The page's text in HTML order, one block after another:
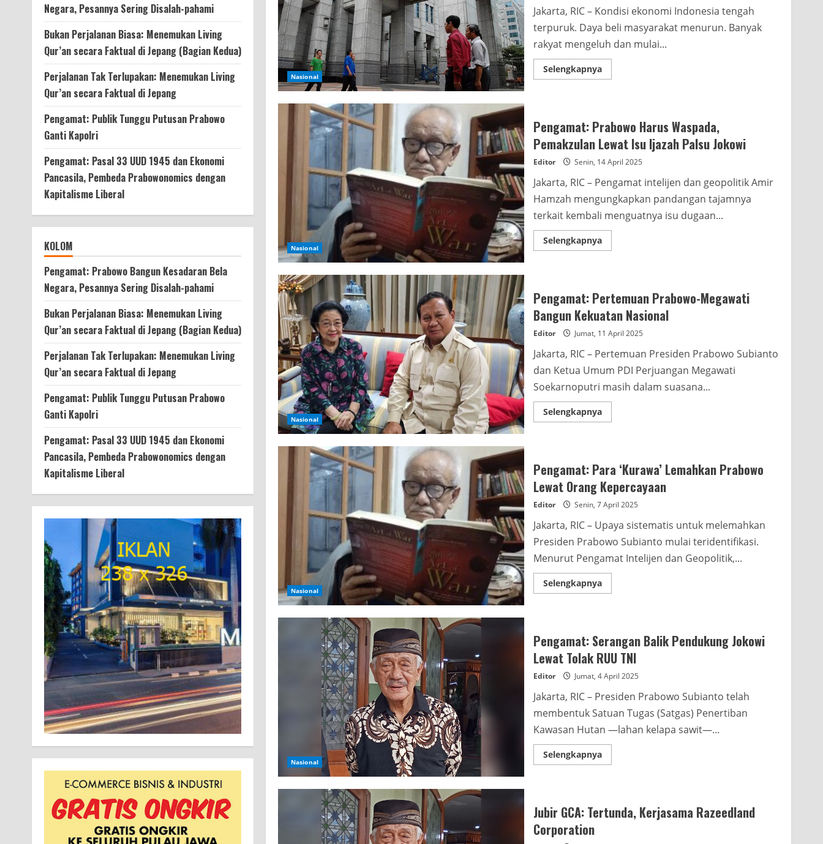
Nasional
Jakarta, RIC – Kondisi ekonomi Indonesia tengah
terpuruk. Daya beli masyarakat menurun. Banyak
rakyat mengeluh dan mulai...
SelengkapnyaRead
more
Terpuruk,
Perlu
Perbaikan
Kebijakan
Nasional
Pengamat: Prabowo Harus Waspada,
Pemakzulan Lewat Isu Ijazah Palsu Jokowi
Editor Senin, 14 April 2025
Jakarta, RIC – Pengamat intelijen dan geopolitik Amir
Hamzah mengungkapkan pandangan tajamnya
terkait kembali menguatnya isu dugaan...
SelengkapnyaRead
more
Pemakzulan
Lewat
Isu
Palsu
Nasional
Pengamat: Pertemuan Prabowo-Megawati
Bangun Kekuatan Nasional
Editor Jumat, 11 April 2025
Jakarta, RIC – Pertemuan Presiden Prabowo Subianto
dan Ketua Umum PDI Perjuangan Megawati
Soekarnoputri masih dalam suasana...
SelengkapnyaRead
more
Megawati
Bangun
Kekuatan
Nasional
Nasional
Pengamat: Para ‘Kurawa’ Lemahkan Prabowo
Lewat Orang Kepercayaan
Editor Senin, 7 April 2025
Jakarta, RIC – Upaya sistematis untuk melemahkan
Presiden Prabowo Subianto mulai teridentifikasi.
Menurut Pengamat Intelijen dan Geopolitik,...
SelengkapnyaRead
more
Lemahkan
Prabowo
Lewat
Orang
Nasional
Pengamat: Serangan Balik Pendukung Jokowi
Lewat Tolak RUU TNI
Editor Jumat, 4 April 2025
Jakarta, RIC – Presiden Prabowo Subianto telah
membentuk Satuan Tugas (Satgas) Penertiban
Kawasan Hutan —lahan kelapa sawit—...
SelengkapnyaRead
more
Pendukung
Jokowi
Jubir GCA: Tertunda, Kerjasama Razeedland
Corporation
Negara, Pesannya Sering Disalah-pahami
Bukan Perjalanan Biasa: Menemukan Living
Qur’an secara Faktual di Jepang (Bagian Kedua)
Perjalanan Tak Terlupakan: Menemukan Living
Qur’an secara Faktual di Jepang
Pengamat: Publik Tunggu Putusan Prabowo
Ganti Kapolri
Pengamat: Pasal 33 UUD 1945 dan Ekonomi
Pancasila, Pembeda Prabowonomics dengan
Kapitalisme Liberal
KOLOM
Pengamat: Prabowo Bangun Kesadaran Bela
Negara, Pesannya Sering Disalah-pahami
Bukan Perjalanan Biasa: Menemukan Living
Qur’an secara Faktual di Jepang (Bagian Kedua)
Perjalanan Tak Terlupakan: Menemukan Living
Qur’an secara Faktual di Jepang
Pengamat: Publik Tunggu Putusan Prabowo
Ganti Kapolri
Pengamat: Pasal 33 UUD 1945 dan Ekonomi
Pancasila, Pembeda Prabowonomics dengan
Kapitalisme Liberal